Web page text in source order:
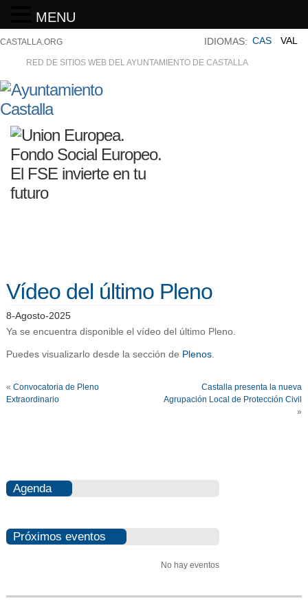
CASTALLA.ORG
RED DE SITIOS WEB DEL AYUNTAMIENTO DE CASTALLA
IDIOMAS: CAS VAL
Vídeo del último Pleno
8-Agosto-2025
Ya se encuentra disponible el vídeo del último Pleno.
Puedes visualizarlo desde la sección de Plenos.
« Convocatoria de Pleno
Extraordinario
Castalla presenta la nueva
Agrupación Local de Protección Civil
»
Agenda
Próximos eventos
No hay eventos
MENU